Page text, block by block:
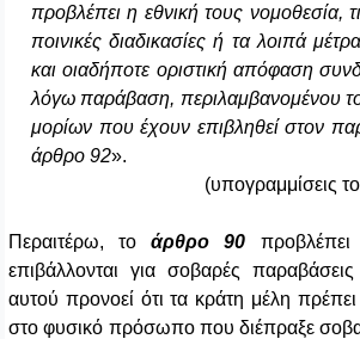
προβλέπει η εθνική τους νομοθεσία,
ποινικές διαδικασίες ή τα λοιπά
και οιαδήποτε οριστική απόφαση
λόγω παράβαση, περιλαμβανομένου
μορίων που έχουν επιβληθεί στον
άρθρο 92».
(υπογραμμίσεις
Περαιτέρω, τοάρθρο 90
επιβάλλονται για σοβαρές
αυτού προνοεί ότι τα κράτη μέλη
στο φυσικό πρόσωπο που διέπραξε